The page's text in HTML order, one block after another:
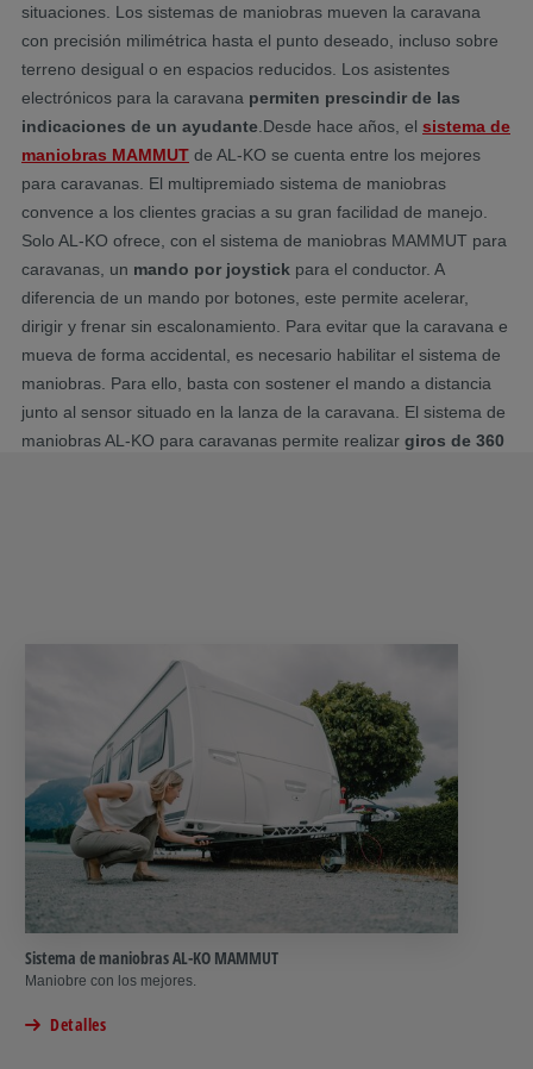
situaciones. Los sistemas de maniobras mueven la caravana
con precisión milimétrica hasta el punto deseado, incluso sobre
terreno desigual o en espacios reducidos. Los asistentes
electrónicos para la caravana permiten prescindir de las
indicaciones de un ayudante .Desde hace años, el sistema de
maniobras MAMMUT de AL-KO se cuenta entre los mejores
para caravanas. El multipremiado sistema de maniobras
convence a los clientes gracias a su gran facilidad de manejo.
Solo AL-KO ofrece, con el sistema de maniobras MAMMUT para
caravanas, un mando por joystick para el conductor. A
diferencia de un mando por botones, este permite acelerar,
dirigir y frenar sin escalonamiento. Para evitar que la caravana e
mueva de forma accidental, es necesario habilitar el sistema de
maniobras. Para ello, basta con sostener el mando a distancia
junto al sensor situado en la lanza de la caravana. El sistema de
maniobras AL-KO para caravanas permite realizar giros de 360
Sistema de maniobras AL-KO MAMMUT
Maniobre con los mejores.
Detalles